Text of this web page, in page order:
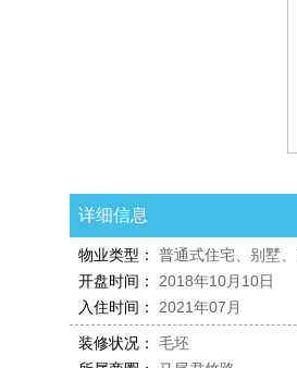
详细信息
物业类型：
普通式住宅、别墅
开盘时间：
2018年10月10日
入住时间：
2021年07月
装修状况：
毛坯